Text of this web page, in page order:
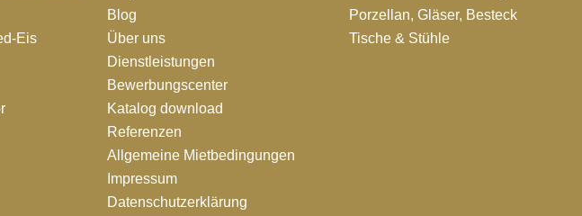
Eis
Blog
Über uns
Dienstleistungen
Bewerbungscenter
Katalog download
Referenzen
Allgemeine Mietbedingungen
Impressum
Datenschutzerklärung
Porzellan, Gläser, Besteck
Tische & Stühle